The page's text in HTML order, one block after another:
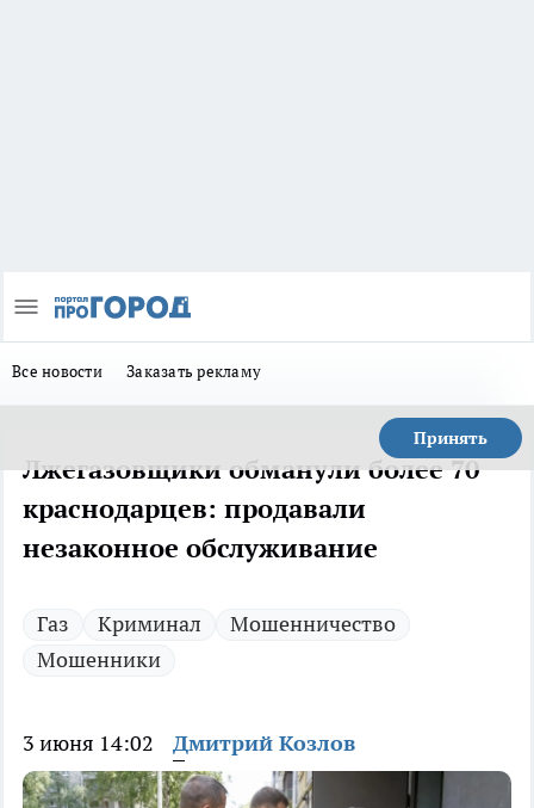
Все новости Заказать рекламу
Принять
Лжегазовщики обманули более 70
краснодарцев: продавали
незаконное обслуживание
Газ Криминал
Мошенничество
Мошенники
3 июня 14:02 Дмитрий Козлов